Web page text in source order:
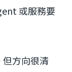
或服務要
方向很清